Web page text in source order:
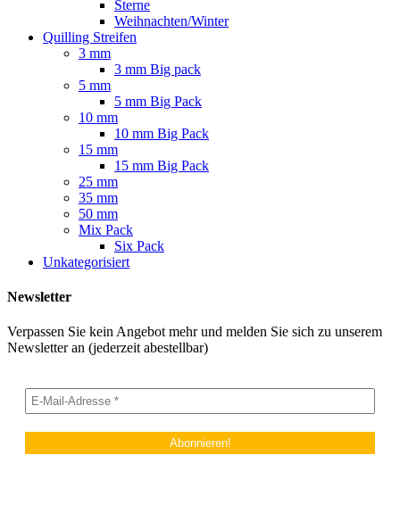
Sterne
Weihnachten/Winter
Quilling Streifen
3 mm
3 mm Big pack
5 mm
5 mm Big Pack
10 mm
10 mm Big Pack
15 mm
15 mm Big Pack
25 mm
35 mm
50 mm
Mix Pack
Six Pack
Unkategorisiert
Newsletter
Verpassen Sie kein Angebot mehr und melden Sie sich zu unserem
Newsletter an (jederzeit abestellbar)